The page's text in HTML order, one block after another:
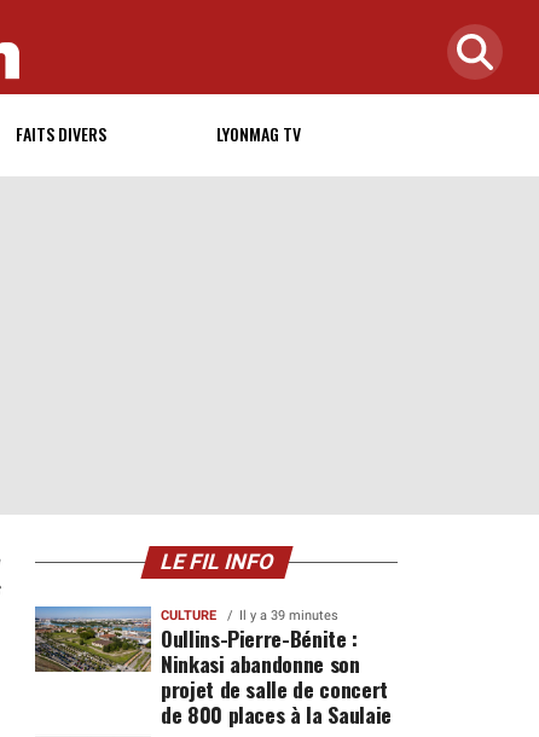
FAITS DIVERS LYONMAG TV
LE FIL INFO
CULTURE Il y a 39 minutes
Oullins-Pierre-Bénite :
Ninkasi abandonne son
projet de salle de concert
de 800 places à la Saulaie